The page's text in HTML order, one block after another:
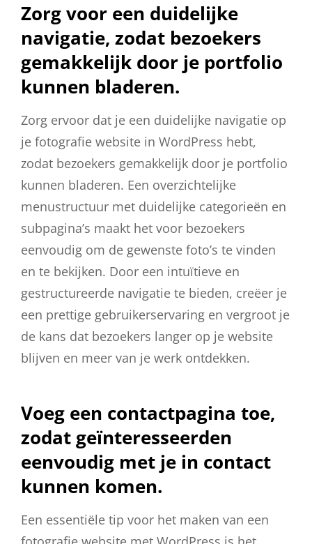
Zorg voor een duidelijke
navigatie, zodat bezoekers
gemakkelijk door je portfolio
kunnen bladeren.
Zorg ervoor dat je een duidelijke navigatie op
je fotografie website in WordPress hebt,
zodat bezoekers gemakkelijk door je portfolio
kunnen bladeren. Een overzichtelijke
menustructuur met duidelijke categorieën en
subpagina’s maakt het voor bezoekers
eenvoudig om de gewenste foto’s te vinden
en te bekijken. Door een intuïtieve en
gestructureerde navigatie te bieden, creëer je
een prettige gebruikerservaring en vergroot je
de kans dat bezoekers langer op je website
blijven en meer van je werk ontdekken.
Voeg een contactpagina toe,
zodat geïnteresseerden
eenvoudig met je in contact
kunnen komen.
Een essentiële tip voor het maken van een